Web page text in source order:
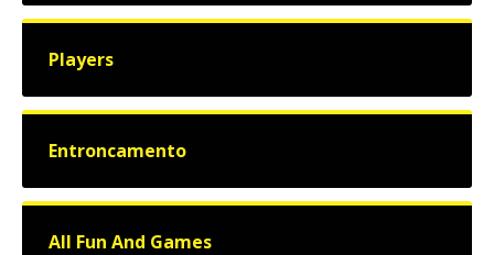
Players
Entroncamento
All Fun And Games